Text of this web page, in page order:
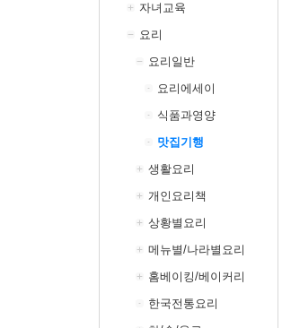
자녀교육
요리
요리일반
요리에세이
식품과영양
맛집기행
생활요리
개인요리책
상황별요리
메뉴별/나라별요리
홈베이킹/베이커리
한국전통요리